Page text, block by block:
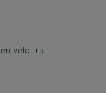
velours.